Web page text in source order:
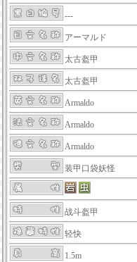
---
アーマルド
太古盔甲
太古盔甲
Armaldo
Armaldo
Armaldo
装甲口袋妖怪
战斗盔甲
轻快
1.5m